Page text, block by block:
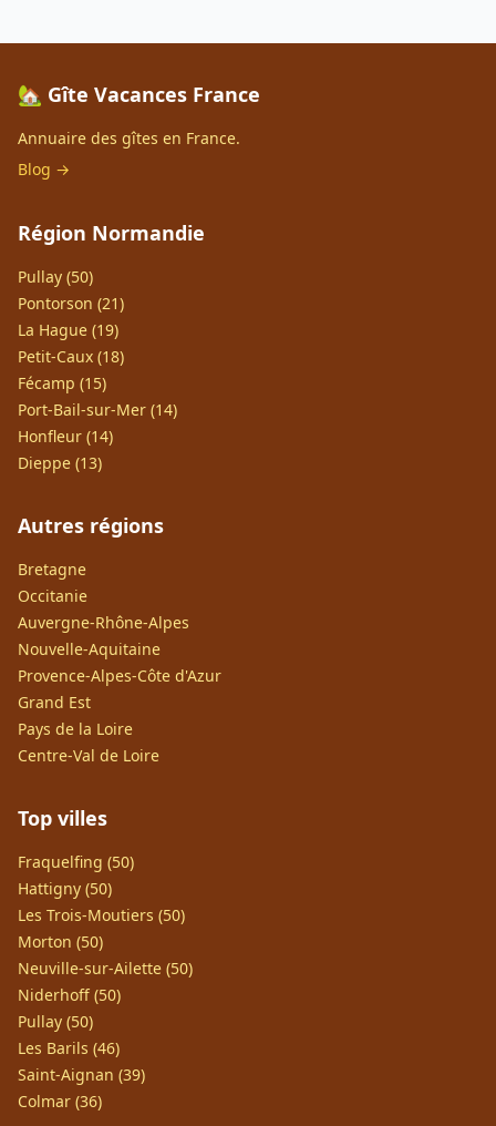
🏡 Gîte Vacances France
Annuaire des gîtes en France.
Blog →
Région Normandie
Pullay (50)
Pontorson (21)
La Hague (19)
Petit-Caux (18)
Fécamp (15)
Port-Bail-sur-Mer (14)
Honfleur (14)
Dieppe (13)
Autres régions
Bretagne
Occitanie
Auvergne-Rhône-Alpes
Nouvelle-Aquitaine
Provence-Alpes-Côte d'Azur
Grand Est
Pays de la Loire
Centre-Val de Loire
Top villes
Fraquelfing (50)
Hattigny (50)
Les Trois-Moutiers (50)
Morton (50)
Neuville-sur-Ailette (50)
Niderhoff (50)
Pullay (50)
Les Barils (46)
Saint-Aignan (39)
Colmar (36)